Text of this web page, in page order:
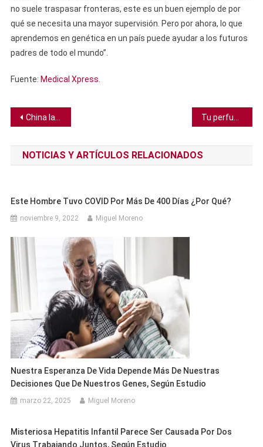
no suele traspasar fronteras, este es un buen ejemplo de por
qué se necesita una mayor supervisión. Pero por ahora, lo que
aprendemos en genética en un país puede ayudar a los futuros
padres de todo el mundo”.
Fuente: Medical Xpress
Navegación
de
entradas
China lanza los primeros satélites para una constelación de supercomputadoras espaciales de IA
NOTICIAS Y ARTÍCULOS RELACIONADOS
Este Hombre Tuvo COVID Por Más De 400 Días ¿Por Qué?
noviembre 9, 2022 Miguel Moreno
Nuestra Esperanza De Vida Depende Más De Nuestras
Decisiones Que De Nuestros Genes, Según Estudio
marzo 22, 2025 Miguel Moreno
Misteriosa Hepatitis Infantil Parece Ser Causada Por Dos
Virus Trabajando Juntos, Según Estudio